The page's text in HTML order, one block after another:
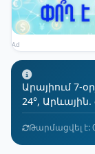
Ad
Արայիում 7-
24°,
Թարմացվել է: